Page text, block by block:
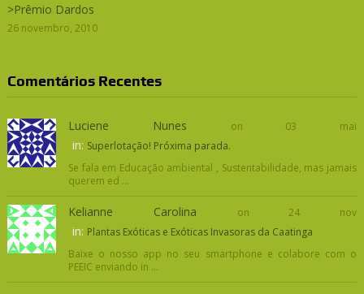
>Prêmio Dardos
26 novembro, 2010
Comentários Recentes
Luciene Nunes on 03 mai
in: Superlotação! Próxima parada.
Se fala em Educação ambiental , Sustentabilidade, mas jamais
querem ed ...
Kelianne Carolina on 24 nov
in: Plantas Exóticas e Exóticas Invasoras da Caatinga
Baixe o nosso app no seu smartphone e colabore com o
PEEIC enviando in ...